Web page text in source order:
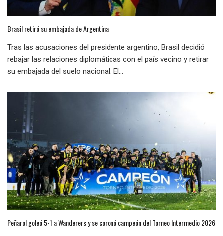
Brasil retiró su embajada de Argentina
Tras las acusaciones del presidente argentino, Brasil decidió
rebajar las relaciones diplomáticas con el país vecino y retirar
su embajada del suelo nacional. El...
Peñarol goleó 5-1 a Wanderers y se coronó campeón del Torneo Intermedio 2026